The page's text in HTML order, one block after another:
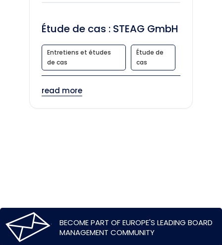
Étude de cas : STEAG GmbH
Entretiens et études
de cas
Étude de
cas
read more
BECOME PART OF EUROPE'S LEADING BOARD
MANAGEMENT COMMUNITY